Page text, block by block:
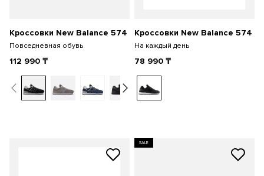
Кроссовки New Balance 574
Повседневная обувь
112 990 ₸
Кроссовки New Balance 574
На каждый день
78 990 ₸
SALE